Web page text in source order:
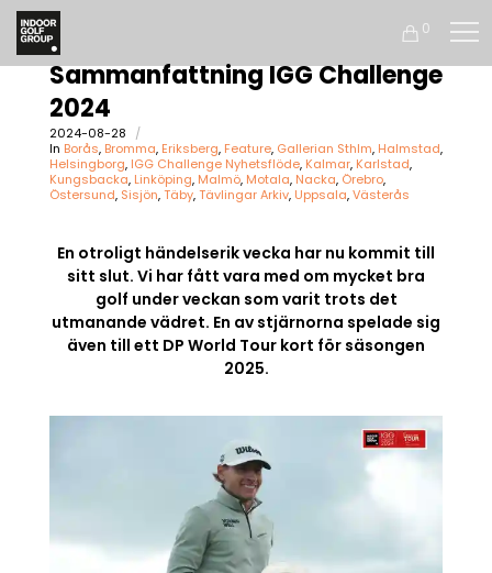
0
Sammanfattning IGG Challenge
2024
2024-08-28
In Borås, Bromma, Eriksberg, Feature, Gallerian Sthlm, Halmstad,
Helsingborg, IGG Challenge Nyhetsflöde, Kalmar, Karlstad,
Kungsbacka, Linköping, Malmö, Motala, Nacka, Örebro,
Östersund, Sisjön,Täby,Tävlingar Arkiv, Uppsala,Västerås
En otroligt händelserik vecka har nu kommit till
sitt slut. Vi har fått vara med om mycket bra
golf under veckan som varit trots det
utmanande vädret. En av stjärnorna spelade sig
även till ett DP World Tour kort för säsongen
2025.